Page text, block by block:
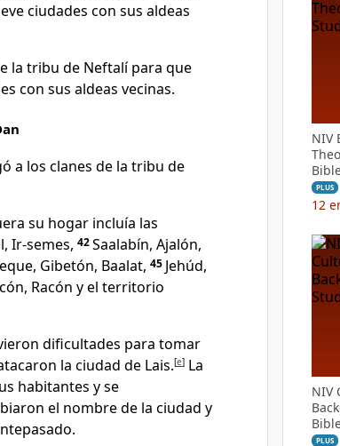
ciudades con sus aldeas
la tribu de Neftalí para que
con sus aldeas vecinas.
a los clanes de la tribu de
su hogar incluía las
Ir-semes, 42Saalabín, Ajalón,
Gibetón, Baalat, 45 Jehúd,
Racón y el territorio
dificultades para tomar
la ciudad de Lais.[e] La
habitantes y se
el nombre de la ciudad y
NIV
PLUS
12
NIV
PLUS